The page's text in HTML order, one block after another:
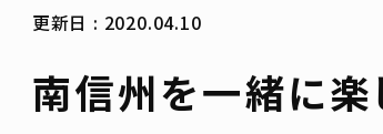
更新日 : 2020.04.10
南信州を一緒に楽